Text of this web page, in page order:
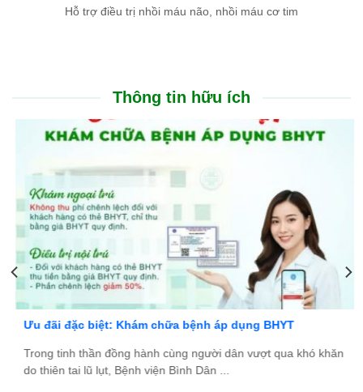
Hỗ trợ điều trị nhồi máu não, nhồi máu cơ tim
Thông tin hữu ích
Ưu đãi đặc biệt: Khám chữa bệnh áp dụng BHYT
Trong tinh thần đồng hành cùng người dân vượt qua khó khăn
do thiên tai lũ lụt, Bệnh viện Bình Dân ...